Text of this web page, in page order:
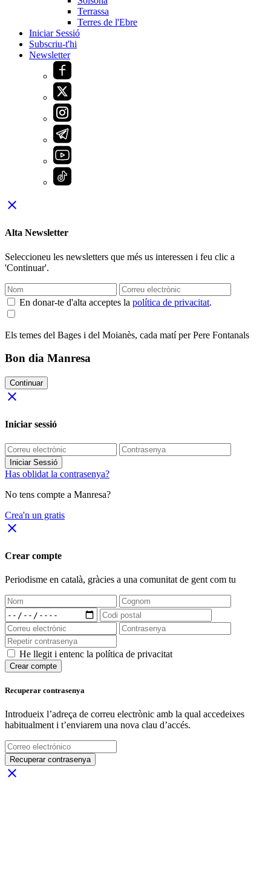
Terrassa
Terres de l'Ebre
Iniciar Sessió
Subscriu-t'hi
Newsletter
close
Alta Newsletter
Seleccioneu les newsletters que més us interessen i feu clic a
'Continuar'.
En donar-te d'alta acceptes la política de privacitat.
Els temes del Bages i del Moianès, cada matí per Pere Fontanals
Bon dia Manresa
Continuar
close
Iniciar sessió
Iniciar Sessió
Has oblidat la contrasenya?
No tens compte a Manresa?
Crea'n un gratis
close
Crear compte
Periodisme en català, gràcies a una comunitat de gent com tu
He llegit i entenc la política de privacitat
Crear compte
Recuperar contrasenya
Introdueix l’adreça de correu electrònic amb la qual accedeixes
habitualment i t’enviarem una nova clau d’accés.
Recuperar contrasenya
close